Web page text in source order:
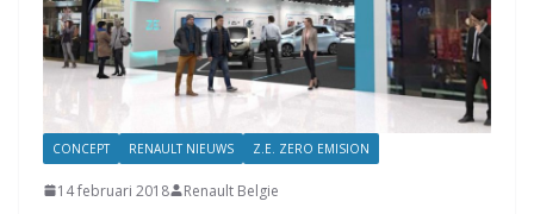
CONCEPT RENAULT NIEUWS Z.E. ZERO EMISION
14 februari 2018 Renault Belgie